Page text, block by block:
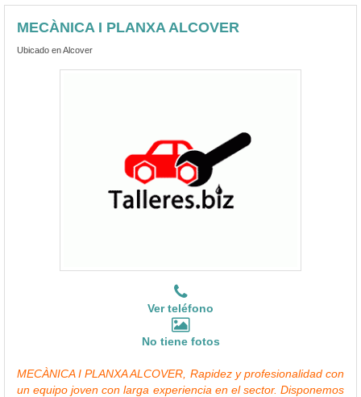
MECÀNICA I PLANXA ALCOVER
Ubicado en Alcover
Ver teléfono
No tiene fotos
MECÀNICA I PLANXA ALCOVER, Rapidez y profesionalidad con
un equipo joven con larga experiencia en el sector. Disponemos